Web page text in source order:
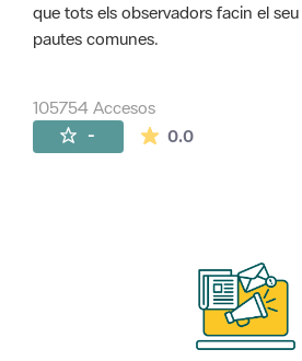
que tots els observadors facin el
pautes comunes.
105754 Accesos
- 0.0La valoración